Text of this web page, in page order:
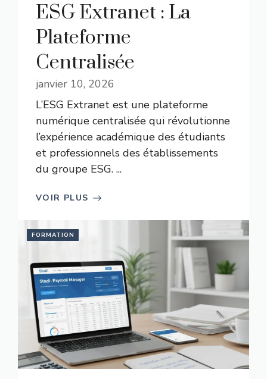
ESG Extranet : La
Plateforme
Centralisée
janvier 10, 2026
L’ESG Extranet est une plateforme
numérique centralisée qui révolutionne
l’expérience académique des étudiants
et professionnels des établissements
du groupe ESG. ...
VOIR PLUS
FORMATION